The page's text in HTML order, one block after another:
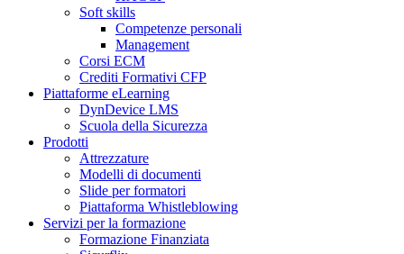
Soft skills
Competenze personali
Management
Corsi ECM
Crediti Formativi CFP
Piattaforme eLearning
DynDevice LMS
Scuola della Sicurezza
Prodotti
Attrezzature
Modelli di documenti
Slide per formatori
Piattaforma Whistleblowing
Servizi per la formazione
Formazione Finanziata